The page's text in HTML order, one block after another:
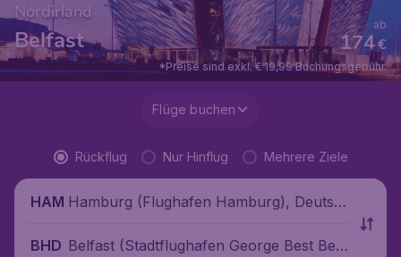
Nordirland
Belfast €
174
ab
*Preise sind exkl. € 19,99 Buchungsgebühr.
Flüge buchen
Rückflug Nur Hinflug Mehrere Ziele
HAM Hamburg (Flughafen Hamburg), Deutsc
BHD Belfast (Stadtflughafen George Best Belf